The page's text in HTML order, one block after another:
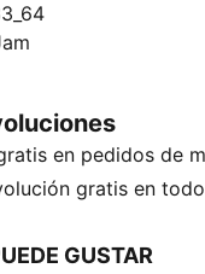
y un ajuste cómodo
elástica y
además
o para salidas
recta ofrecen
PUMA
Y BENEFICIOS
en pedidos de
gratis en
GUSTAR